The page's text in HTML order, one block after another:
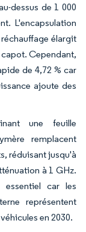
dessus de 1 000
L'encapsulation
élargit
Cependant,
de 4,72 % car
ajoute des
une feuille
remplacent
réduisant jusqu'à
à 1 GHz.
essentiel car les
représentent
en 2030.